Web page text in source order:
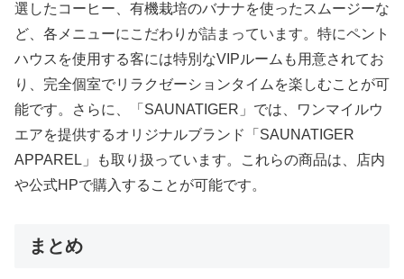
選したコーヒー、有機栽培のバナナを使ったスムージーな
ど、各メニューにこだわりが詰まっています。特にペント
ハウスを使用する客には特別なVIPルームも用意されてお
り、完全個室でリラクゼーションタイムを楽しむことが可
能です。さらに、「SAUNATIGER」では、ワンマイルウ
エアを提供するオリジナルブランド「SAUNATIGER
APPAREL」も取り扱っています。これらの商品は、店内
や公式HPで購入することが可能です。
まとめ